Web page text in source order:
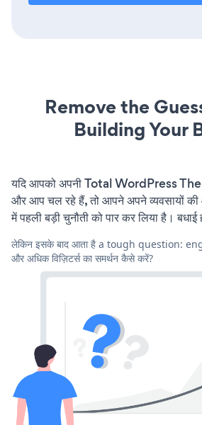
Remove the
Building Your
यदि आपको अपनी Total WordPress
और आप चल रहे हैं, तो आपने अपने व्यवसायों की
में पहली बड़ी चुनौती को पार कर लिया है। बधाई
लेकिन इसके बाद आता है a tough question:
और अधिक विज़िटर्स का समर्थन कैसे करें?